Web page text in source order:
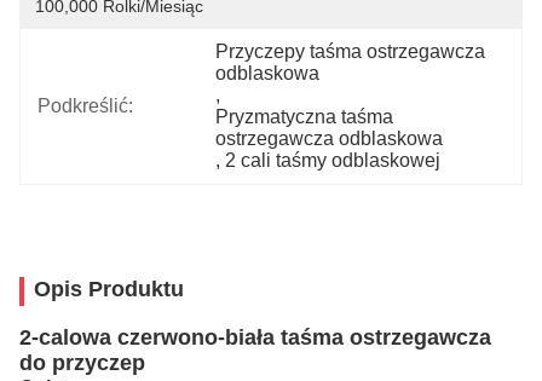
100,000 Rolki/miesiąc
Podkreślić:
Przyczepy taśma ostrzegawcza
odblaskowa
,
Pryzmatyczna taśma
ostrzegawcza odblaskowa
, 2 cali taśmy odblaskowej
Opis Produktu
2-calowa czerwono-biała taśma ostrzegawcza
do przyczep